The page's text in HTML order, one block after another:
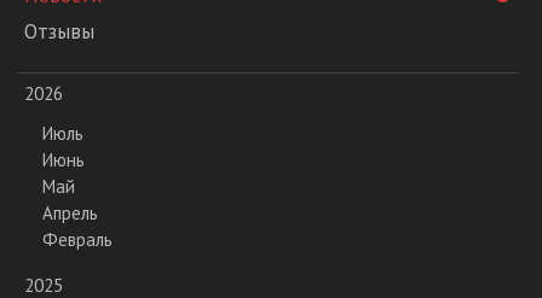
Отзывы
2026
Июль
Июнь
Май
Апрель
Февраль
2025